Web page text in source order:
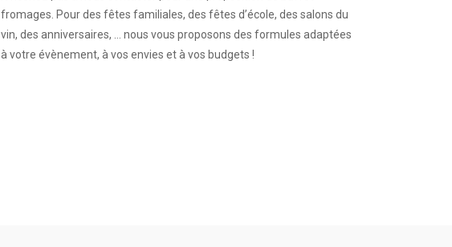
fromages. Pour des fêtes familiales, des fêtes d’école, des salons du
vin, des anniversaires, … nous vous proposons des formules adaptées
à votre évènement, à vos envies et à vos budgets !